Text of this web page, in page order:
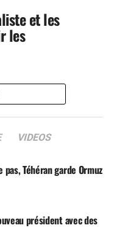
et les
les
VIDEOS
Téhéran garde Ormuz
président avec des